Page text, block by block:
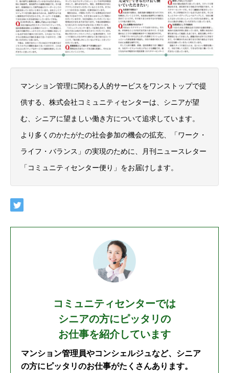
マンション管理に関わる人的サービスをワンストップで提
供する、株式会社コミュニティセンターは、シニアが望
む、シニアに望ましい働き方について追求しています。
より多くのかたがたの社会参加の機会の拡充、「ワーク・
ライフ・バランス」の実現のために、月刊ニュースレター
「コミュニティセンター便り」をお届けします。
コミュニティセンターでは
シニアの方にピッタリの
お仕事を紹介しています
マンション管理員やコンシェルジュなど、シニア
の方にピッタリのお仕事がたくさんあります。